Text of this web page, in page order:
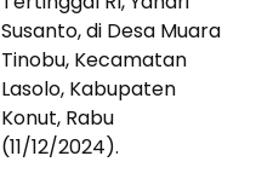
Susanto, di Desa Muara
Tinobu, Kecamatan
Lasolo, Kabupaten
Konut, Rabu
(11/12/2024).